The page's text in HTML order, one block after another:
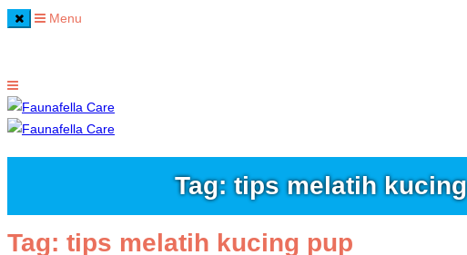
Menu
Tag: tips melatih
Tag: tips melatih kucing pup